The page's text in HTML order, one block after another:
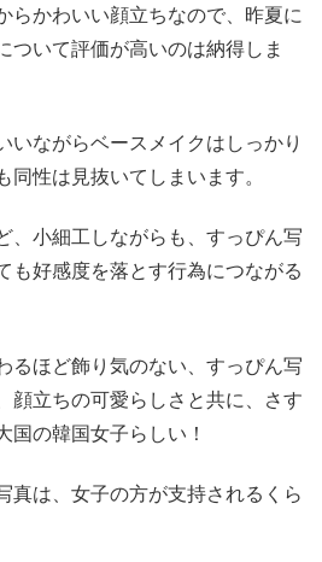
らかわいい顔立ちなので、昨夏に
ついて評価が高いのは納得しま
いながらベースメイクはしっかり
同性は見抜いてしまいます。
、小細工しながらも、すっぴん写
も好感度を落とす行為につながる
るほど飾り気のない、すっぴん写
顔立ちの可愛らしさと共に、さす
国の韓国女子らしい！
真は、女子の方が支持されるくら